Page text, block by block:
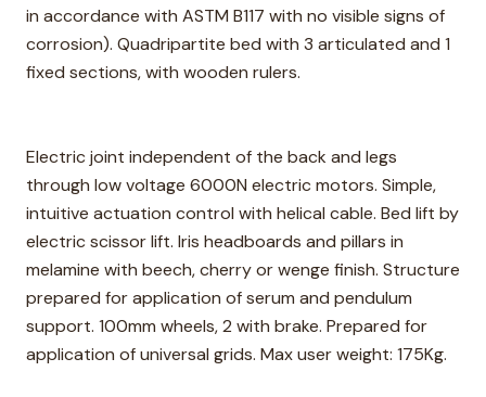
in accordance with ASTM B117 with no visible signs of
corrosion). Quadripartite bed with 3 articulated and 1
fixed sections, with wooden rulers.
Electric joint independent of the back and legs
through low voltage 6000N electric motors. Simple,
intuitive actuation control with helical cable. Bed lift by
electric scissor lift. Iris headboards and pillars in
melamine with beech, cherry or wenge finish. Structure
prepared for application of serum and pendulum
support. 100mm wheels, 2 with brake. Prepared for
application of universal grids. Max user weight: 175Kg.